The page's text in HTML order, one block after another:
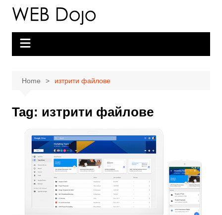
Skip
content
Home изтрити файлове
Tag: изтрити файлове